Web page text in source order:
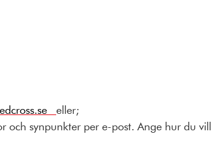
eller;
och synpunkter per e-post. Ange hur du vill